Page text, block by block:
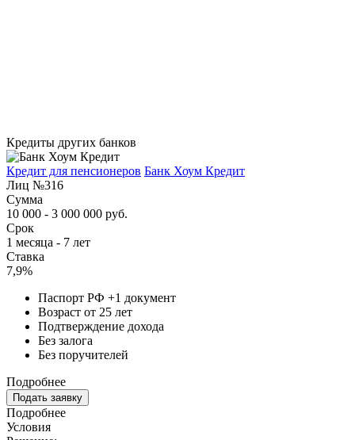
Кредиты других банков
Кредит для пенсионеров Банк Хоум Кредит
Лиц №316
Сумма
10 000 - 3 000 000 руб.
Срок
1 месяца - 7 лет
Ставка
7,9%
Паспорт РФ +1 документ
Возраст от 25 лет
Подтверждение дохода
Без залога
Без поручителей
Подробнее
Подать заявку
Подробнее
Условия